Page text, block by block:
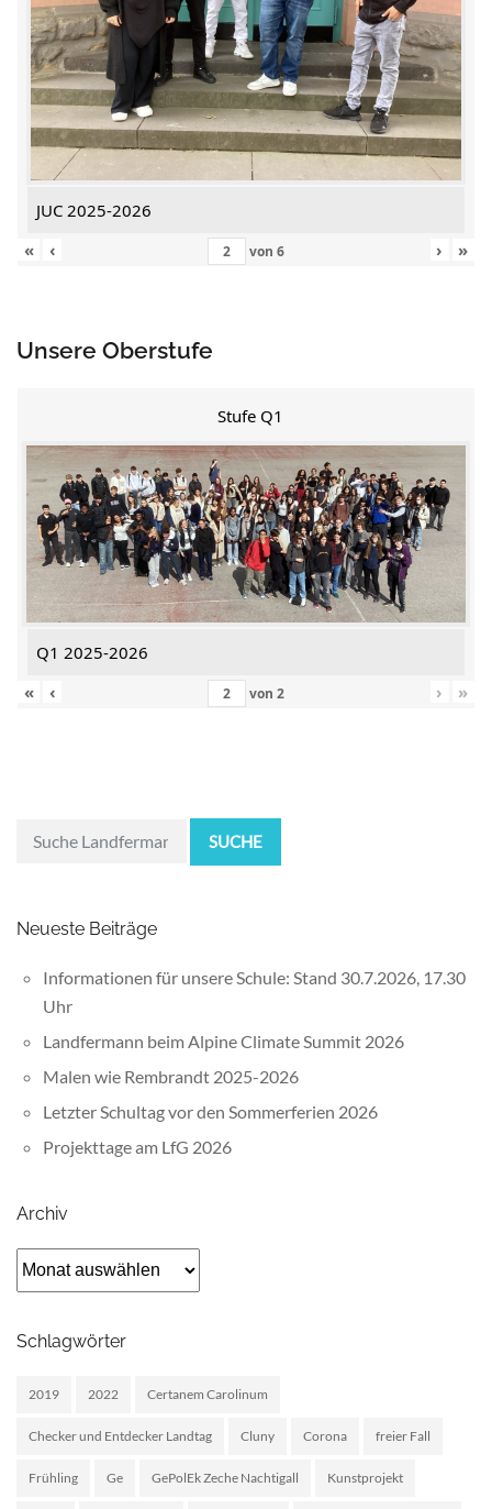
JUC 2025-2026
«
‹ von 6 › »
Unsere Oberstufe
Stufe Q1
Q1 2025-2026
«
‹ von 2 › »
SUCHE
Neueste Beiträge
Informationen für unsere Schule: Stand 30.7.2026, 17.30
Uhr
Landfermann beim Alpine Climate Summit 2026
Malen wie Rembrandt 2025-2026
Letzter Schultag vor den Sommerferien 2026
Projekttage am LfG 2026
Archiv
Archiv
Schlagwörter
2019 2022 Certanem Carolinum
Checker und Entdecker Landtag Cluny Corona freier Fall
Frühling Ge GePolEk Zeche Nachtigall Kunstprojekt